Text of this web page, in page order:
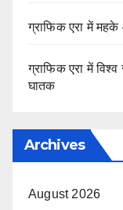
ग्राफिक एरा में
ग्राफिक एरा में
घातक
Archives
August 2026